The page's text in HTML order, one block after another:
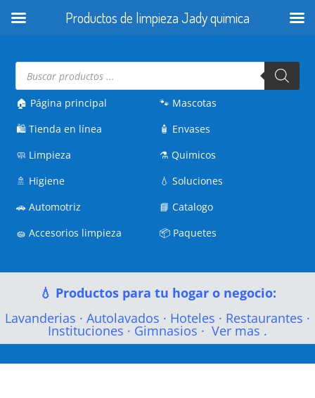
Búsqueda
productos
🏠 Página principal
🛍️Tienda en línea
🧼 Limpieza
🚿 Higiene
🚗Automotriz
🧽Accesorios limpieza
🐾 Mascotas
🧴 Envases
⚗️Quimicos
💧Soluciones
📘Catalogo
📦 Paquetes
💧 Productos para tu hogar o negocio:
Lavanderias · Autolavados · Hoteles · Restaurantes ·
Instituciones · Gimnasios · Ver mas .
Productos de limpieza Jady quimica